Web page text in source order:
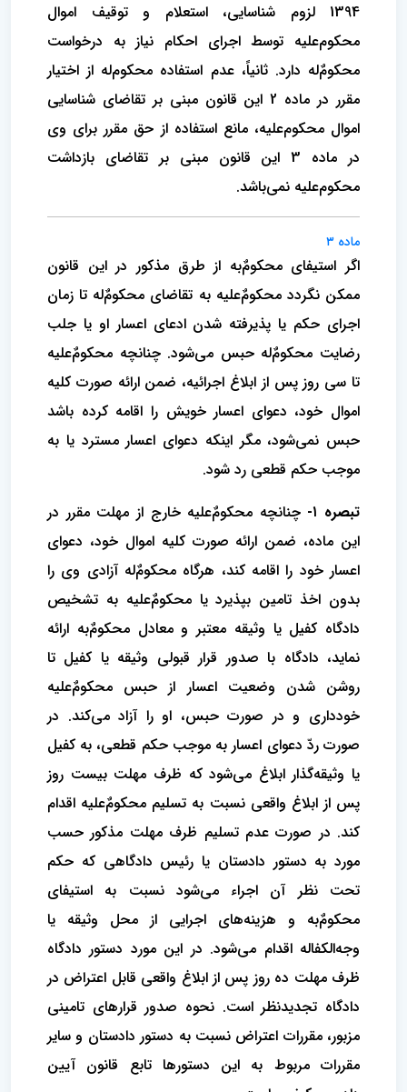
1394 لزوم شناسایی، استعلام و توقیف اموال
محکوم‌علیه توسط اجرای احکام نیاز به درخواست
محکومٌ‌له دارد. ثانیاً، عدم استفاده محکوم‌له از اختیار
مقرر در ماده 2 این قانون مبنی بر تقاضای شناسایی
اموال محکوم‌علیه، مانع استفاده از حق مقرر برای وی
در ماده 3 این قانون مبنی بر تقاضای بازداشت
محکوم‌علیه نمی‌باشد.
ماده ۳
اگر استیفای محکومٌ‌‌به از طرق مذکور در این قانون
ممکن نگردد محکومٌ‌علیه به تقاضای محکومٌ‌‌له تا زمان
اجرای حکم یا پذیرفته‌ شدن ادعای اعسار او یا جلب
رضایت محکومٌ‌‌له حبس می‌شود. چنانچه محکومٌ‌علیه
تا سی روز پس از ابلاغ اجرائیه، ضمن ارائه صورت کلیه
اموال خود، دعوای اعسار خویش را اقامه کرده ‌باشد
حبس نمی‌شود، مگر اینکه دعوای اعسار مسترد یا به
موجب حکم قطعی رد شود.
تبصره ۱-
چنانچه محکومٌ‌علیه خارج از مهلت مقرر در
این ماده، ضمن ارائه صورت کلیه اموال خود، دعوای
اعسار خود را اقامه کند، هرگاه محکومٌ‌‌له آزادی وی را
بدون اخذ تامین بپذیرد یا محکومٌ‌علیه به تشخیص
دادگاه کفیل یا وثیقه معتبر و معادل محکومٌ‌‌به ارائه
نماید، دادگاه با صدور قرار قبولی وثیقه یا کفیل تا
روشن شدن وضعیت اعسار از حبس محکومٌ‌علیه
خودداری و در صورت حبس، او را آزاد می‌کند. در
صورت ردّ دعوای اعسار به موجب حکم قطعی، به کفیل
یا وثیقه‌‌گذار ابلاغ می‌شود که ظرف مهلت بیست روز
پس از ابلاغ واقعی نسبت به تسلیم محکومٌ‌علیه اقدام
کند. در صورت عدم تسلیم ظرف مهلت مذکور حسب
مورد به دستور دادستان یا رئیس دادگاهی که حکم
تحت نظر آن اجراء می‌شود نسبت به استیفای
محکومٌ‌به و هزینه‌های اجرایی از محل وثیقه یا
وجه‌‌الکفاله اقدام می‌شود. در این مورد دستور دادگاه
ظرف مهلت ده روز پس از ابلاغ واقعی قابل اعتراض در
دادگاه تجدیدنظر است. نحوه صدور قرارهای تامینی
مزبور، مقررات اعتراض نسبت به دستور دادستان و سایر
مقررات مربوط به این دستورها تابع قانون آیین